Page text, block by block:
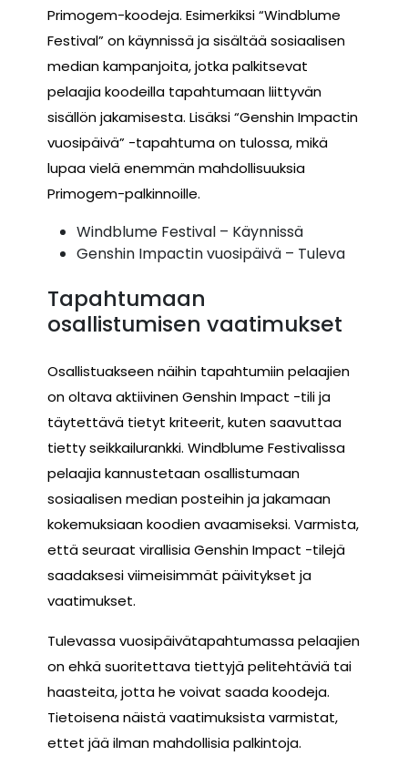
Primogem-koodeja. Esimerkiksi “Windblume
Festival” on käynnissä ja sisältää sosiaalisen
median kampanjoita, jotka palkitsevat
pelaajia koodeilla tapahtumaan liittyvän
sisällön jakamisesta. Lisäksi “Genshin Impactin
vuosipäivä” -tapahtuma on tulossa, mikä
lupaa vielä enemmän mahdollisuuksia
Primogem-palkinnoille.
Windblume Festival – Käynnissä
Genshin Impactin vuosipäivä – Tuleva
Tapahtumaan
osallistumisen vaatimukset
Osallistuakseen näihin tapahtumiin pelaajien
on oltava aktiivinen Genshin Impact -tili ja
täytettävä tietyt kriteerit, kuten saavuttaa
tietty seikkailurankki. Windblume Festivalissa
pelaajia kannustetaan osallistumaan
sosiaalisen median posteihin ja jakamaan
kokemuksiaan koodien avaamiseksi. Varmista,
että seuraat virallisia Genshin Impact -tilejä
saadaksesi viimeisimmät päivitykset ja
vaatimukset.
Tulevassa vuosipäivätapahtumassa pelaajien
on ehkä suoritettava tiettyjä pelitehtäviä tai
haasteita, jotta he voivat saada koodeja.
Tietoisena näistä vaatimuksista varmistat,
ettet jää ilman mahdollisia palkintoja.